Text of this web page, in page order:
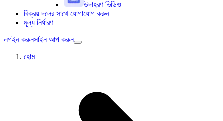
উদাহরণ ভিডিও
বিক্রয় দলের সাথে যোগাযোগ করুন
মূল্য নির্ধারণ
লগইন করুনসাইন আপ করুন
হোম